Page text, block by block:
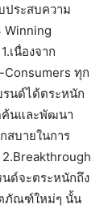
ประสบความ
Winning
เนื่องจาก
ทุก
นด์ได้ตระหนัก
ค้นและพัฒนา
สบายในการ
นด์จะตระหนักถึง
ตภัณฑ์ใหม่ๆ นั้น